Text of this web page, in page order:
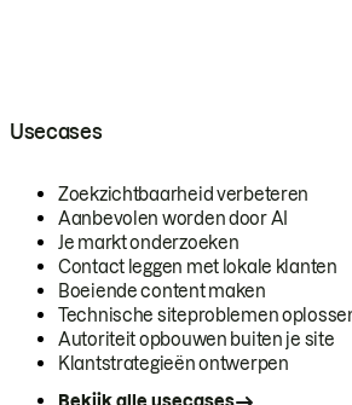
Usecases
Zoekzichtbaarheid verbeteren
Aanbevolen worden door AI
Je markt onderzoeken
Contact leggen met lokale klanten
Boeiende content maken
Technische siteproblemen
Autoriteit opbouwen buiten je site
Klantstrategieën ontwerpen